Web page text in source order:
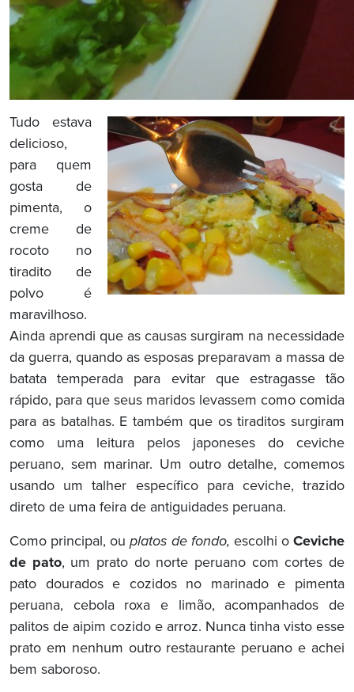
Tudo estava
delicioso,
para quem
gosta de
pimenta, o
creme de
rocoto no
tiradito de
polvo é
maravilhoso.
Ainda aprendi que as causas surgiram na necessidade
da guerra, quando as esposas preparavam a massa de
batata temperada para evitar que estragasse tão
rápido, para que seus maridos levassem como comida
para as batalhas. E também que os tiraditos surgiram
como uma leitura pelos japoneses do ceviche
peruano, sem marinar. Um outro detalhe, comemos
usando um talher específico para ceviche, trazido
direto de uma feira de antiguidades peruana.
Como principal, ouplatos de fondo, escolhi o Ceviche
de pato, um prato do norte peruano com cortes de
pato dourados e cozidos no marinado e pimenta
peruana, cebola roxa e limão, acompanhados de
palitos de aipim cozido e arroz. Nunca tinha visto esse
prato em nenhum outro restaurante peruano e achei
bem saboroso.